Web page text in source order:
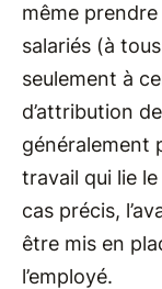
même prendre
salariés (à
seulement à
d’attribution
généralement
travail qui lie le
cas précis,
être mis en
l’employé.